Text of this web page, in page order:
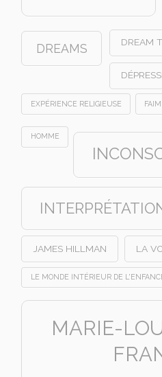
DREAMS DREAM
EXPÉRIENCE RELIGIEUSE FAIM
HOMME
JAMES HILLMAN LA
LE MONDE INTÉRIEUR DE
MARIE-